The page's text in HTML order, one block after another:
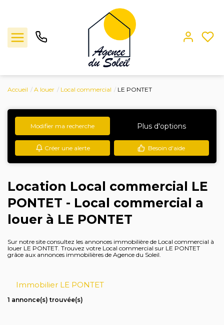
Locations
Estimation
L'agence
Contact
Accueil A louer Local commercial LE PONTET
Modifier ma recherche Plus d'options
Créer une alerte Besoin d'aide
Location Local commercial LE
PONTET - Local commercial a
louer à LE PONTET
Sur notre site consultez les annonces immobilière de Local commercial à
louer LE PONTET. Trouvez votre Local commercial sur LE PONTET
grâce aux annonces immobilières de Agence du Soleil.
Immobilier LE PONTET
1 annonce(s) trouvée(s)